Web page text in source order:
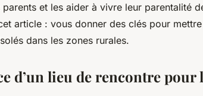
et les aider à vivre leur parentalité
article : vous donner des clés pour
dans les zones rurales.
d’un lieu de rencontre pour